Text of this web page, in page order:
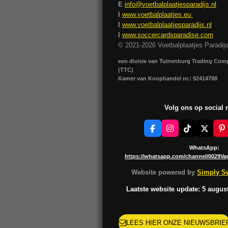
E info@voetbalplaatjesparadijs.nl
www.voetbalplaatjes.eu
www.voetbalplaatjesparadijs.nl
www.soccercardsparadise.com
© 2021-2026 Voetbalplaatjes Paradijs
een divisie van Tuinenburg Trading
(TTC)
Kamer van Koophandel nr.: 92414788
Volg ons op social
F
a
e
b
o
o
I
n
t
a
g
r
m
T
k
T
o
k
X
P
i
t
e
r
e
t
WhatsApp:
https://whatsapp.com/channel/
Website powered bySimply
Laatste website update: 5
LEES HIER ONZE